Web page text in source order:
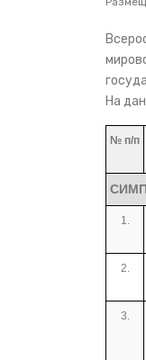
На
№ п/п
1.
2.
3.